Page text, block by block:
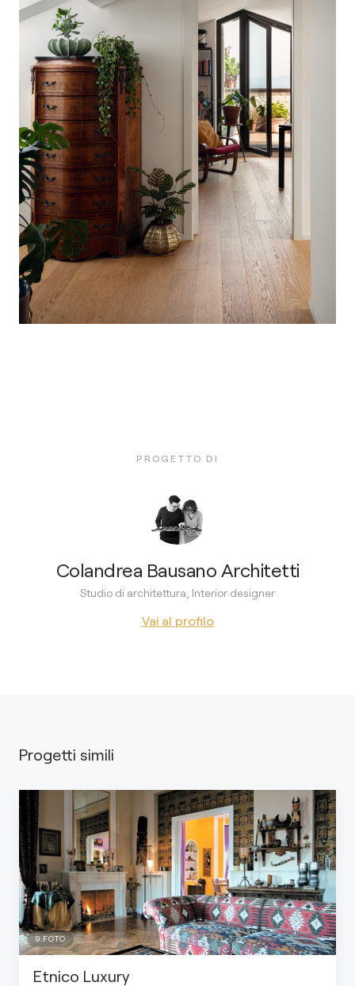
PROGETTO DI
Colandrea Bausano Architetti
Studio di architettura, Interior designer
Vai al profilo
Progetti simili
9FOTO
Etnico Luxury